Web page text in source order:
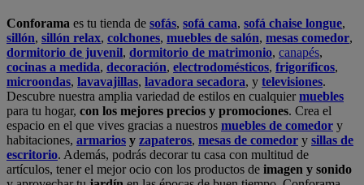
Conforama es tu tienda de sofás, sofá cama, sofá chaise longue,
sillón, sillón relax, colchones, muebles de salón, mesas comedor,
dormitorio de juvenil, dormitorio de matrimonio, canapés,
cocinas a medida, decoración, electrodomésticos, frigoríficos,
microondas, lavavajillas, lavadora secadora, y televisiones.
Descubre nuestra amplia variedad de estilos en cualquiermuebles
para tu hogar, con los mejores precios y promociones. Crea el
espacio en el que vives gracias a nuestros muebles de comedor y
habitaciones, armarios y zapateros, mesas de comedor y sillas de
escritorio. Además, podrás decorar tu casa con multitud de
artículos, tener el mejor ocio con los productos de imagen y sonido